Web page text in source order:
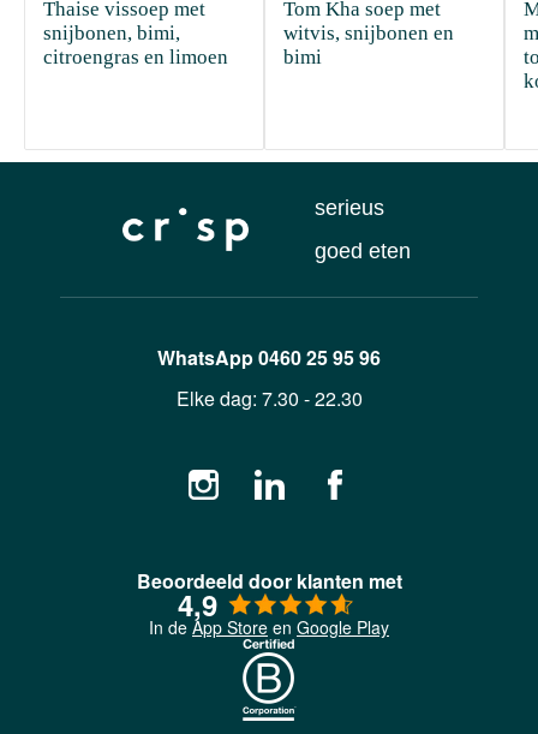
Thaise vissoep met
snijbonen, bimi,
citroengras en limoen
Tom Kha soep met
witvis, snijbonen en
bimi
serieus
goed eten
WhatsApp0460 25 95 96
Elke dag: 7.30 - 22.30
Beoordeeld door klanten met
4,9
In de App Store en Google Play